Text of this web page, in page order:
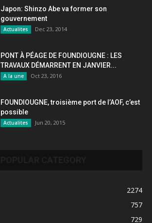
Japon: Shinzo Abe va former son
gouvernement
Actualites Dec 23, 2014
PONT À PÉAGE DE FOUNDIOUGNE : LES
TRAVAUX DÉMARRENT EN JANVIER...
A la une Oct 23, 2016
FOUNDIOUGNE, troisième port de l’AOF, c’est
possible
Actualites Jun 20, 2015
2274
757
729